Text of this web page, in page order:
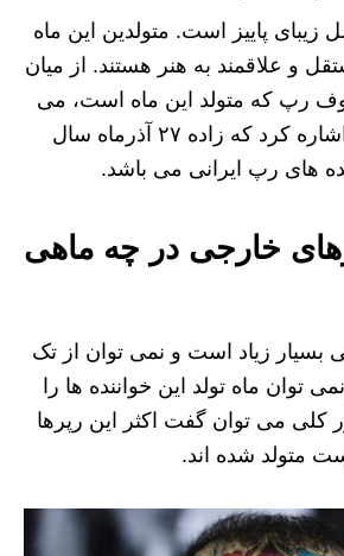
زیبای پاییز است. متولدین این ماه
و علاقمند به هنر هستند. از میان
رپ که متولد این ماه است، می
توان به سعید پانتر اشاره کرد که زاده ۲۷ آذرماه سال
خارجی در چه ماهی
بسیار زیاد است و نمی توان از تک
توان ماه تولد این خواننده ها را
کلی می توان گفت اکثر این رپرها
متولد شده اند.